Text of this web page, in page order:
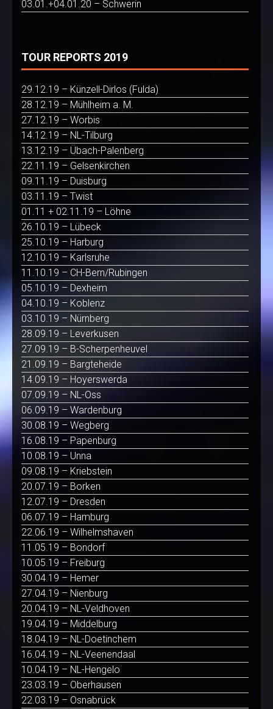
03.01.+04.01.20 – Schwerin
TOUR REPORTS 2019
29.12.19 – Künzell-Dirlos (Fulda)
28.12.19 – Mühlheim a. M.
27.12.19 – Worbis
14.12.19 – NL-Tilburg
13.12.19 – Übach-Palenberg
22.11.19 – Gelsenkirchen
09.11.19 – Duisburg
03.11.19 – Twist
01.11 + 02.11.19 – Löhne
26.10.19 – Lübeck
25.10.19 – Harburg
12.10.19 – Karlsruhe
11.10.19 – CH-Bern/Rubingen
05.10.19 – Dexheim
04.10.19 – Koblenz
03.10.19 – Nürnberg
28.09.19 – Leverkusen
27.09.19 – B-Scherpenheuvel
21.09.19 – Bargteheide
14.09.19 – Hoyerswerda
07.09.19 – NL-Oss
06.09.19 – Wardenburg
30.08.19 – Wegberg
16.08.19 – Papenburg
10.08.19 – Unna
09.08.19 – Kriebstein
20.07.19 – Borken
12.07.19 – Dresden
06.07.19 – Hamburg
22.06.19 – Wilhelmshaven
11.05.19 – Bondorf
10.05.19 – Freiburg
30.04.19 – Hemer
27.04.19 – Nienburg
20.04.19 – NL-Veldhoven
19.04.19 – Middelburg
18.04.19 – NL-Doetinchem
16.04.19 – NL-Veenendaal
10.04.19 – NL-Hengelo
23.03.19 – Oberhausen
22.03.19 – Osnabrück